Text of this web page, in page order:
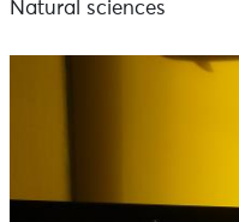
Natural sciences